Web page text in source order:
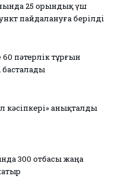
25 орындық үш
пайдалануға берілді
пәтерлік тұрғын
анықталды
300 отбасы жаңа